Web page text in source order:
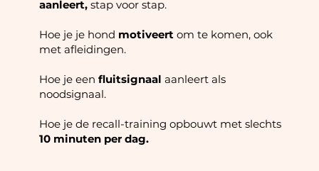
aanleert, stap voor stap.
Hoe je je hond motiveert om te komen, ook
met afleidingen.
Hoe je een fluitsignaal aanleert als
noodsignaal.
Hoe je de recall-training opbouwt met slechts
10 minuten per dag.